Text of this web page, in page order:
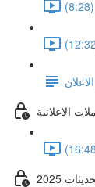
الاعلانية
2025